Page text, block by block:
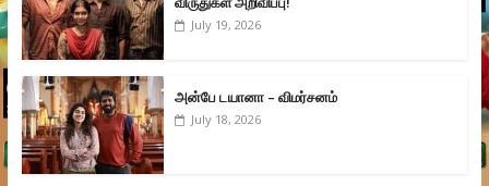
July 19, 2026
அன்பே டயானா – விமர்சனம்
July 18, 2026